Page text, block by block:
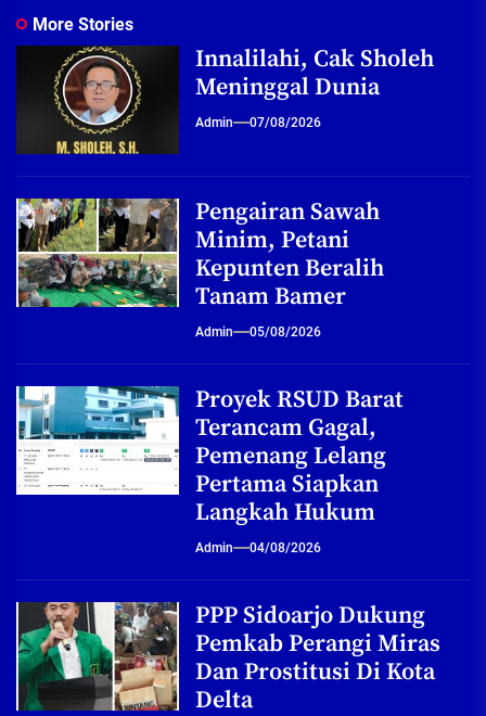
More Stories
Innalilahi, Cak Sholeh
Meninggal Dunia
Admin 07/08/2026
Pengairan Sawah
Minim, Petani
Kepunten Beralih
Tanam Bamer
Admin 05/08/2026
Proyek RSUD Barat
Terancam Gagal,
Pemenang Lelang
Pertama Siapkan
Langkah Hukum
Admin 04/08/2026
PPP Sidoarjo Dukung
Pemkab Perangi Miras
Dan Prostitusi Di Kota
Delta